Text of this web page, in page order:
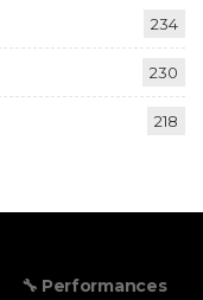
234
230
218
🔧 Performances